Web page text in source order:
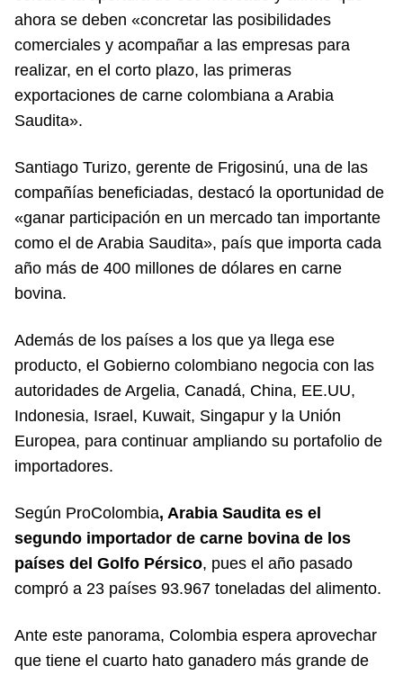
ahora se deben «concretar las posibilidades
comerciales y acompañar a las empresas para
realizar, en el corto plazo, las primeras
exportaciones de carne colombiana a Arabia
Saudita».
Santiago Turizo, gerente de Frigosinú, una de las
compañías beneficiadas, destacó la oportunidad de
«ganar participación en un mercado tan importante
como el de Arabia Saudita», país que importa cada
año más de 400 millones de dólares en carne
bovina.
Además de los países a los que ya llega ese
producto, el Gobierno colombiano negocia con las
autoridades de Argelia, Canadá, China, EE.UU,
Indonesia, Israel, Kuwait, Singapur y la Unión
Europea, para continuar ampliando su portafolio de
importadores.
Según ProColombia, Arabia Saudita es el
segundo importador de carne bovina de los
países del Golfo Pérsico, pues el año pasado
compró a 23 países 93.967 toneladas del alimento.
Ante este panorama, Colombia espera aprovechar
que tiene el cuarto hato ganadero más grande de